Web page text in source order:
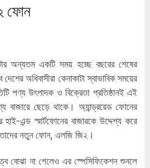
ফোন
অন্যতম একটি সময় হচ্ছে বছরের শেষের
অধিবাসীরা কেনাকাটা স্বাভাবিক সময়ের
পণ্য উৎপাদক ও বিক্রেতা প্রতিষ্ঠানই এই
ছেড়ে থাকে। অ্যান্ড্রয়েড ফোনের
এন্ড স্মার্টফোনের বাজারকে উদ্দেশ্য করে
নতুন ফোন, এলজি জি২।
বোঝা না গেলেও এর স্পেসিফিকেশন শুনলে